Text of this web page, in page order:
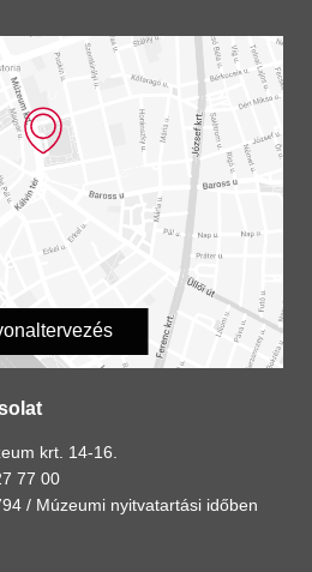
krt. 14-16.
77 00
/ Múzeumi nyitvatartási időben